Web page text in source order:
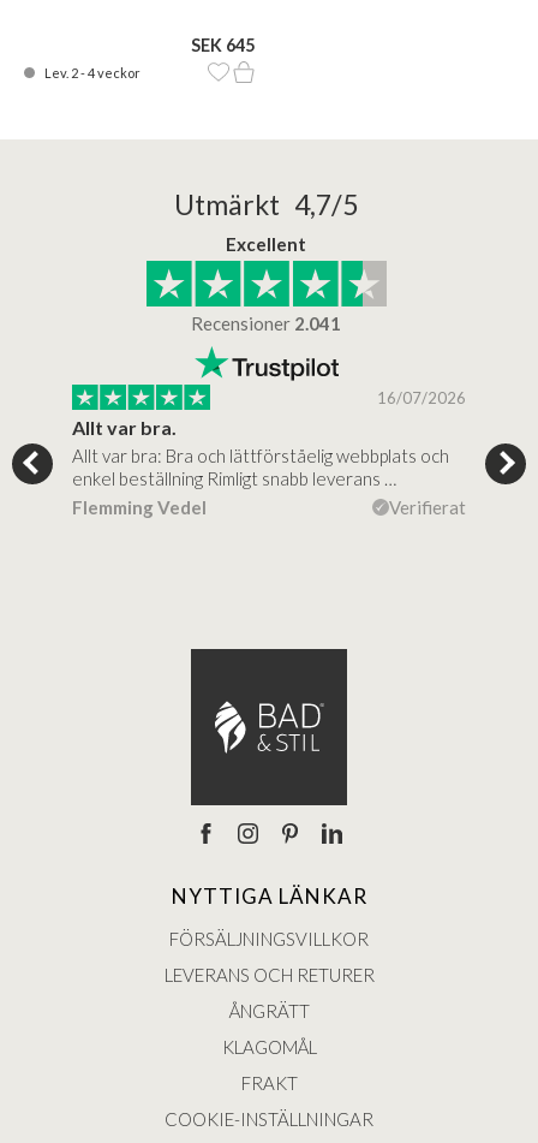
SEK 645
Lev. 2 - 4 veckor
Utmärkt 4,7/5
Excellent
Recensioner 2.041
16/07/2026
Allt var bra.
Allt var bra: Bra och lättförståelig webbplats och
enkel beställning Rimligt snabb leverans …
Flemming Vedel
Verifierat
Jag
NYTTIGA LÄNKAR
FÖRSÄLJNINGSVILLKOR
LEVERANS OCH RETURER
ÅNGRÄTT
KLAGOMÅL
FRAKT
COOKIE-INSTÄLLNINGAR